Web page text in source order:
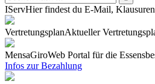
IServHier findest du E-Mail,
VertretungsplanAktueller
MensaGiroWeb Portal für die
Infos zur Bezahlung